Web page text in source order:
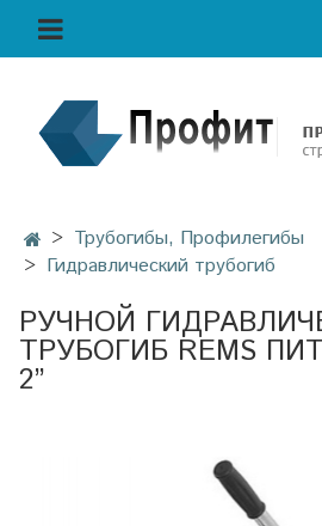
Трубогибы, Профилегибы
Гидравлический трубогиб
РУЧНОЙ
ТРУБОГИБ REMS
2”